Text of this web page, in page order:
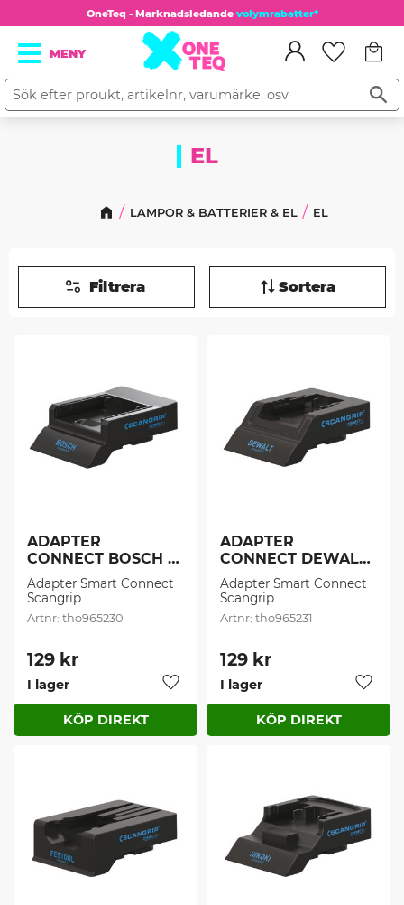
Meny
OneTeq - Marknadsledande volymrabatter*
EL
LAMPOR & BATTERIER & EL EL
Filtrera Sortera
ADAPTER
CONNECT BOSCH
BLUE (1 st/frp)
Adapter Smart Connect
Scangrip
tho965230
129 kr
Lägg till i favoriter
I lager
ADAPTER
CONNECT DEWALT
(1 st/frp)
Adapter Smart Connect
Scangrip
tho965231
129 kr
Lägg
I lager